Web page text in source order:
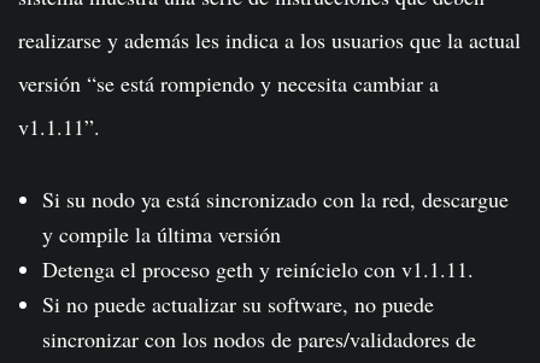
realizarse y además les indica a los usuarios que la actual
versión “se está rompiendo y necesita cambiar a
v1.1.11”.
Si su nodo ya está sincronizado con la red, descargue
y compile la última versión
Detenga el proceso geth y reinícielo con v1.1.11.
Si no puede actualizar su software, no puede
sincronizar con los nodos de pares/validadores de